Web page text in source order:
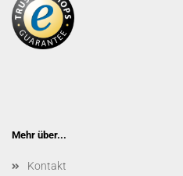
Mehr über...
Kontakt